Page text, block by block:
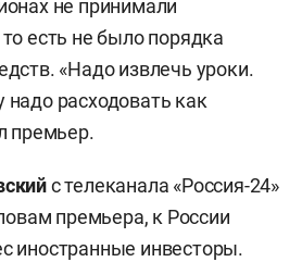
не принимали
есть не было порядка
«Надо извлечь уроки.
расходовать как
премьер.
с телеканала «Россия-24»
премьера, к России
иностранные инвесторы.